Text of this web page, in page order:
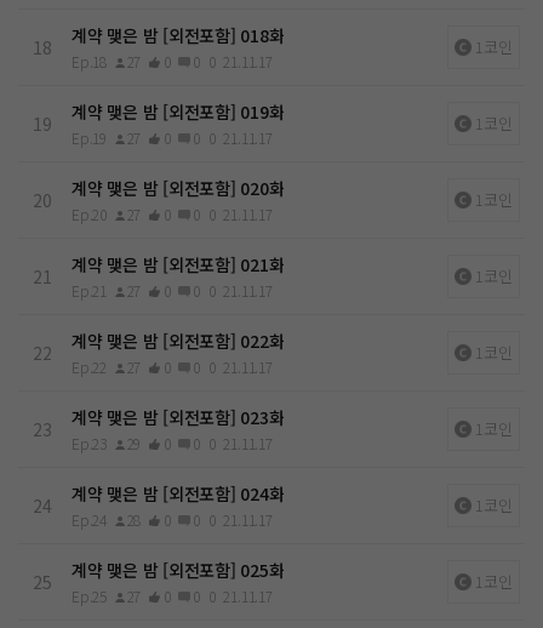
18 계약 맺은 밤 [외전포함] 018화
Ep.18 27 0 0 0 21.11.17
1코인
19 계약 맺은 밤 [외전포함] 019화
Ep.19 27 0 0 0 21.11.17
1코인
20 계약 맺은 밤 [외전포함] 020화
Ep.20 27 0 0 0 21.11.17
1코인
21 계약 맺은 밤 [외전포함] 021화
Ep.21 27 0 0 0 21.11.17
1코인
22 계약 맺은 밤 [외전포함] 022화
Ep.22 27 0 0 0 21.11.17
1코인
23 계약 맺은 밤 [외전포함] 023화
Ep.23 29 0 0 0 21.11.17
1코인
24 계약 맺은 밤 [외전포함] 024화
Ep.24 28 0 0 0 21.11.17
1코인
25 계약 맺은 밤 [외전포함] 025화
Ep.25 27 0 0 0 21.11.17
1코인